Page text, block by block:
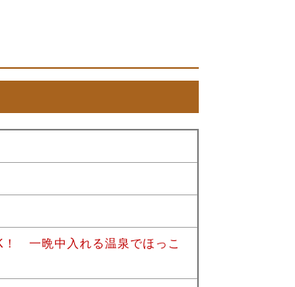
！ 一晩中入れる温泉でほっこ